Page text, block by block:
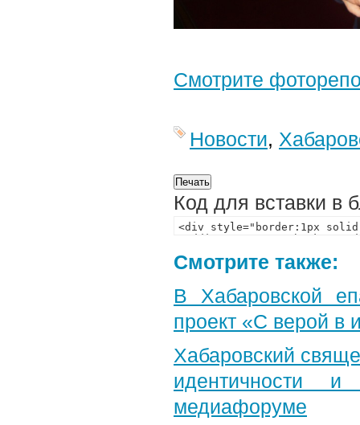
Смотрите
Новости,
Код для вставки в
Смотрите также:
В Хабаровской
проект «С верой в
Хабаровский
идентичности
медиафоруме